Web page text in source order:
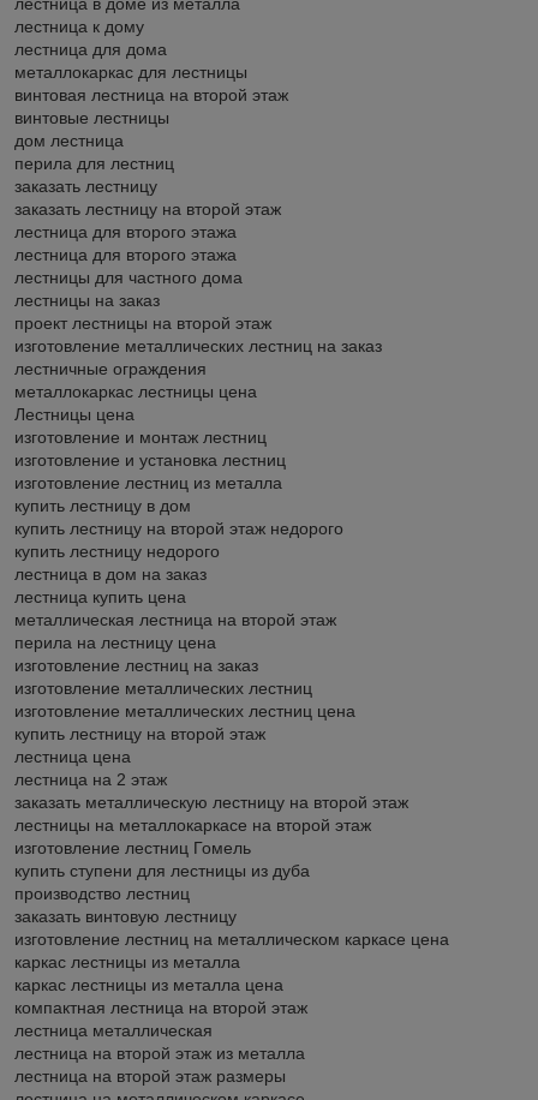
лестница к дому
лестница для дома
металлокаркас для лестницы
винтовая лестница на второй этаж
винтовые лестницы
дом лестница
перила для лестниц
заказать лестницу
заказать лестницу на второй этаж
лестница для второго этажа
лестница для второго этажа
лестницы для частного дома
лестницы на заказ
проект лестницы на второй этаж
изготовление металлических лестниц на заказ
лестничные ограждения
металлокаркас лестницы цена
Лестницы цена
изготовление и монтаж лестниц
изготовление и установка лестниц
изготовление лестниц из металла
купить лестницу в дом
купить лестницу на второй этаж недорого
купить лестницу недорого
лестница в дом на заказ
лестница купить цена
металлическая лестница на второй этаж
перила на лестницу цена
изготовление лестниц на заказ
изготовление металлических лестниц
изготовление металлических лестниц цена
купить лестницу на второй этаж
лестница цена
лестница на 2 этаж
заказать металлическую лестницу на второй этаж
лестницы на металлокаркасе на второй этаж
изготовление лестниц Гомель
купить ступени для лестницы из дуба
производство лестниц
заказать винтовую лестницу
изготовление лестниц на металлическом каркасе цена
каркас лестницы из металла
каркас лестницы из металла цена
компактная лестница на второй этаж
лестница металлическая
лестница на второй этаж из металла
лестница на второй этаж размеры